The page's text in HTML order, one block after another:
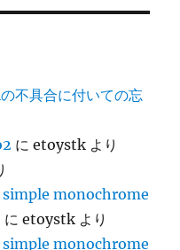
不具合に付いての忘
にetoystk より
monochrome
にetoystk より
monochrome